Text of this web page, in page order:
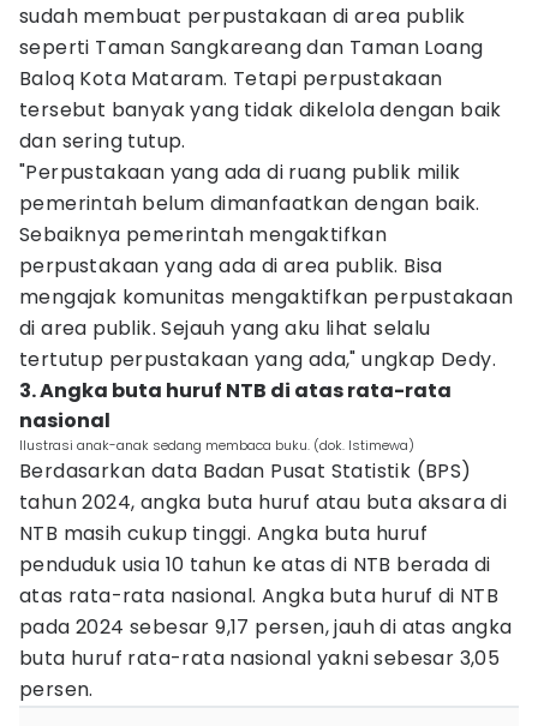
sudah membuat perpustakaan di area publik
seperti Taman Sangkareang dan Taman Loang
Baloq Kota Mataram. Tetapi perpustakaan
tersebut banyak yang tidak dikelola dengan baik
dan sering tutup.
"Perpustakaan yang ada di ruang publik milik
pemerintah belum dimanfaatkan dengan baik.
Sebaiknya pemerintah mengaktifkan
perpustakaan yang ada di area publik. Bisa
mengajak komunitas mengaktifkan perpustakaan
di area publik. Sejauh yang aku lihat selalu
tertutup perpustakaan yang ada," ungkap Dedy.
3. Angka buta huruf NTB di atas rata-rata
nasional
Ilustrasi anak-anak sedang membaca buku. (dok. Istimewa)
Berdasarkan data Badan Pusat Statistik (BPS)
tahun 2024, angka buta huruf atau buta aksara di
NTB masih cukup tinggi. Angka buta huruf
penduduk usia 10 tahun ke atas di NTB berada di
atas rata-rata nasional. Angka buta huruf di NTB
pada 2024 sebesar 9,17 persen, jauh di atas angka
buta huruf rata-rata nasional yakni sebesar 3,05
persen.